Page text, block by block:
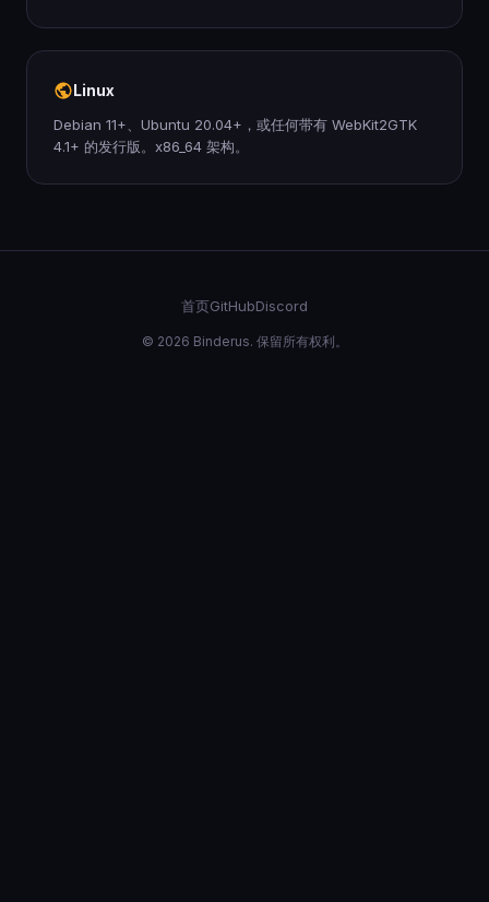
Linux
Debian 11+、Ubuntu 20.04+，或任何带有 WebKit2GTK
4.1+ 的发行版。x86_64 架构。
首页GitHubDiscord
© 2026 Binderus. 保留所有权利。